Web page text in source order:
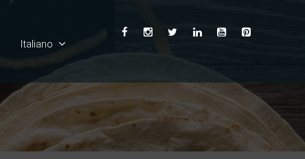
Italiano
English
Ελληνικά